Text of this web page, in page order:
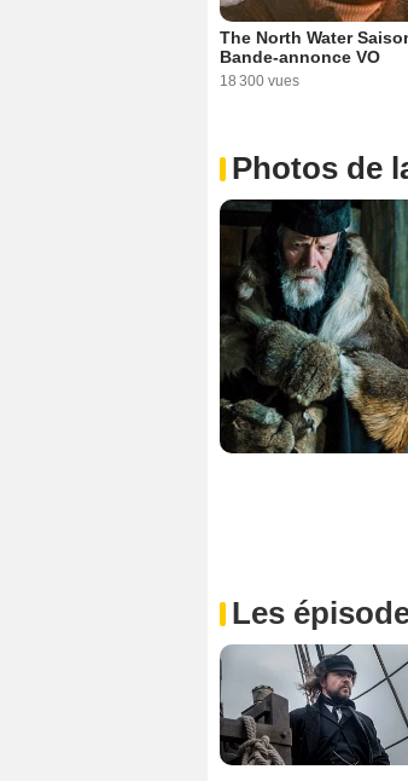
The North Water
Bande-annonce VO
18 300 vues
Photos de
Les